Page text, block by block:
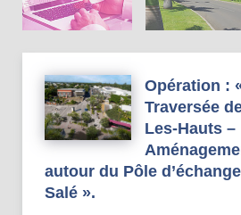
Opération :
Traversée
Les-Hauts –
autour du Pôle
Salé ».